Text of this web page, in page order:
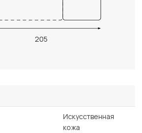
205
Искусственная
кожа